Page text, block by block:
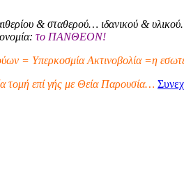
& σταθερού… ιδανικού &
το ΠΑΝΘΕΟΝ!
= Υπερκοσμία Ακτινοβολία =η
τομή επί γής με Θεία Παρουσία…